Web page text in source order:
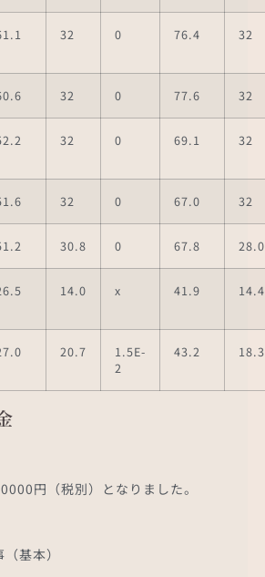
32 0 76.4 32
32 0 77.6 32
32 0 69.1 32
32 0 67.0 32
30.8 0 67.8 28.0
14.0 x 41.9 14.4
20.7
1.5E-
2
43.2 18.3
円（税別）となりました。
基本）